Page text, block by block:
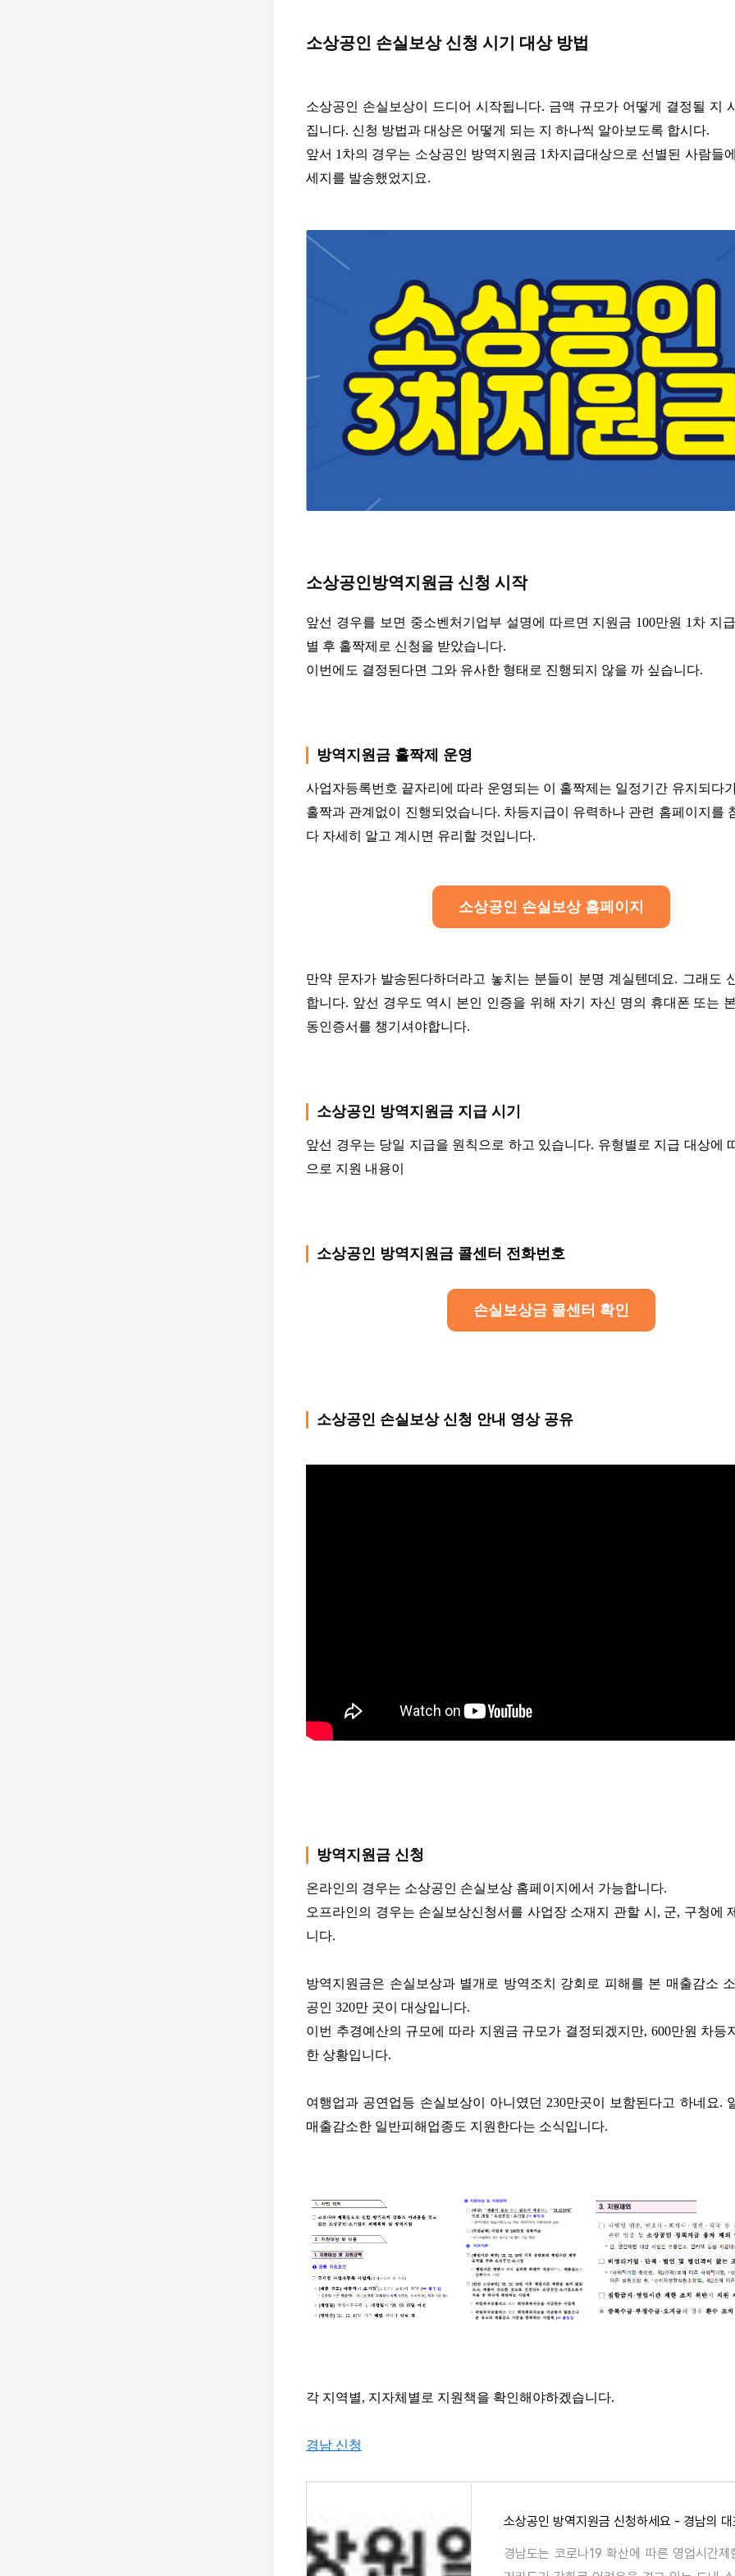
소상공인 손실보상 신청 시기 대상 방법
소상공인 손실보상이 드디어 시작됩니다. 금액 규모가 어떻게 결정될 지
집니다. 신청 방법과 대상은 어떻게 되는 지 하나씩 알아보도록 합시다.
앞서 1차의 경우는 소상공인 방역지원금 1차지급대상으로 선별된 사람들
세지를 발송했었지요.
소상공인방역지원금 신청 시작
앞선 경우를 보면 중소벤처기업부 설명에 따르면 지원금 100만원 1차 지
별 후 홀짝제로 신청을 받았습니다.
이번에도 결정된다면 그와 유사한 형태로 진행되지 않을 까 싶습니다.
방역지원금 홀짝제 운영
사업자등록번호 끝자리에 따라 운영되는 이 홀짝제는 일정기간 유지되다
홀짝과 관계없이 진행되었습니다. 차등지급이 유력하나 관련 홈페이지를
다 자세히 알고 계시면 유리할 것입니다.
소상공인 손실보상 홈페이지
만약 문자가 발송된다하더라고 놓치는 분들이 분명 계실텐데요. 그래도
합니다. 앞선 경우도 역시 본인 인증을 위해 자기 자신 명의 휴대폰 또는
동인증서를 챙기셔야합니다.
소상공인 방역지원금 지급 시기
앞선 경우는 당일 지급을 원칙으로 하고 있습니다. 유형별로 지급 대상에
으로 지원 내용이
소상공인 방역지원금 콜센터 전화번호
손실보상금 콜센터 확인
소상공인 손실보상 신청 안내 영상 공유
방역지원금 신청
온라인의 경우는 소상공인 손실보상 홈페이지에서 가능합니다.
오프라인의 경우는 손실보상신청서를 사업장 소재지 관할 시, 군, 구청에
니다.
방역지원금은 손실보상과 별개로 방역조치 강회로 피해를 본 매출감소
공인 320만 곳이 대상입니다.
이번 추경예산의 규모에 따라 지원금 규모가 결정되겠지만, 600만원 차등
한 상황입니다.
여행업과 공연업등 손실보상이 아니였던 230만곳이 보함된다고 하네요.
매출감소한 일반피해업종도 지원한다는 소식입니다.
각 지역별, 지자체별로 지원책을 확인해야하겠습니다.
경남 신청
경남도는 코로나19 확산에 따른 영업시간제